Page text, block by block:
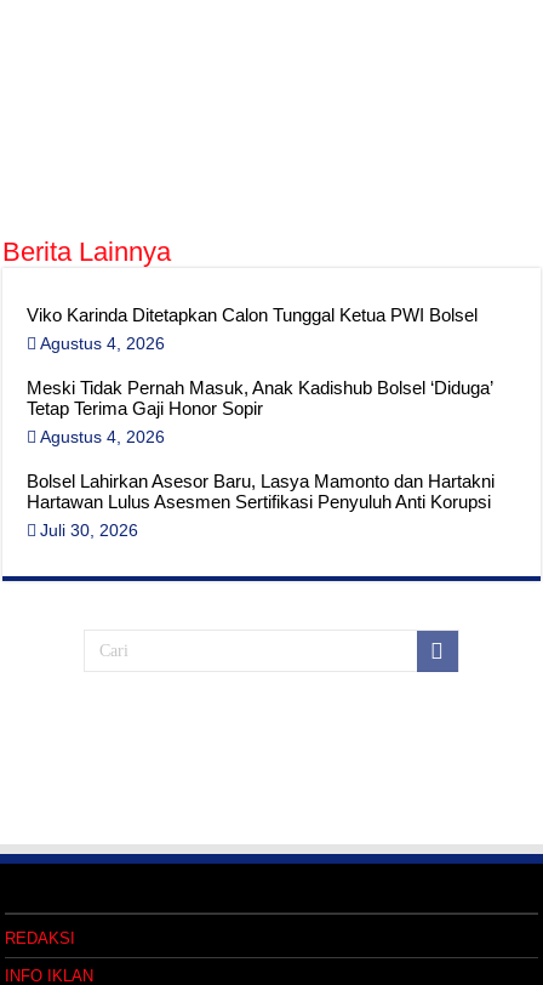
Berita Lainnya
Viko Karinda Ditetapkan Calon Tunggal Ketua PWI Bolsel
Agustus 4, 2026
Meski Tidak Pernah Masuk, Anak Kadishub Bolsel ‘Diduga’
Tetap Terima Gaji Honor Sopir
Agustus 4, 2026
Bolsel Lahirkan Asesor Baru, Lasya Mamonto dan Hartakni
Hartawan Lulus Asesmen Sertifikasi Penyuluh Anti Korupsi
Juli 30, 2026
REDAKSI
INFO IKLAN